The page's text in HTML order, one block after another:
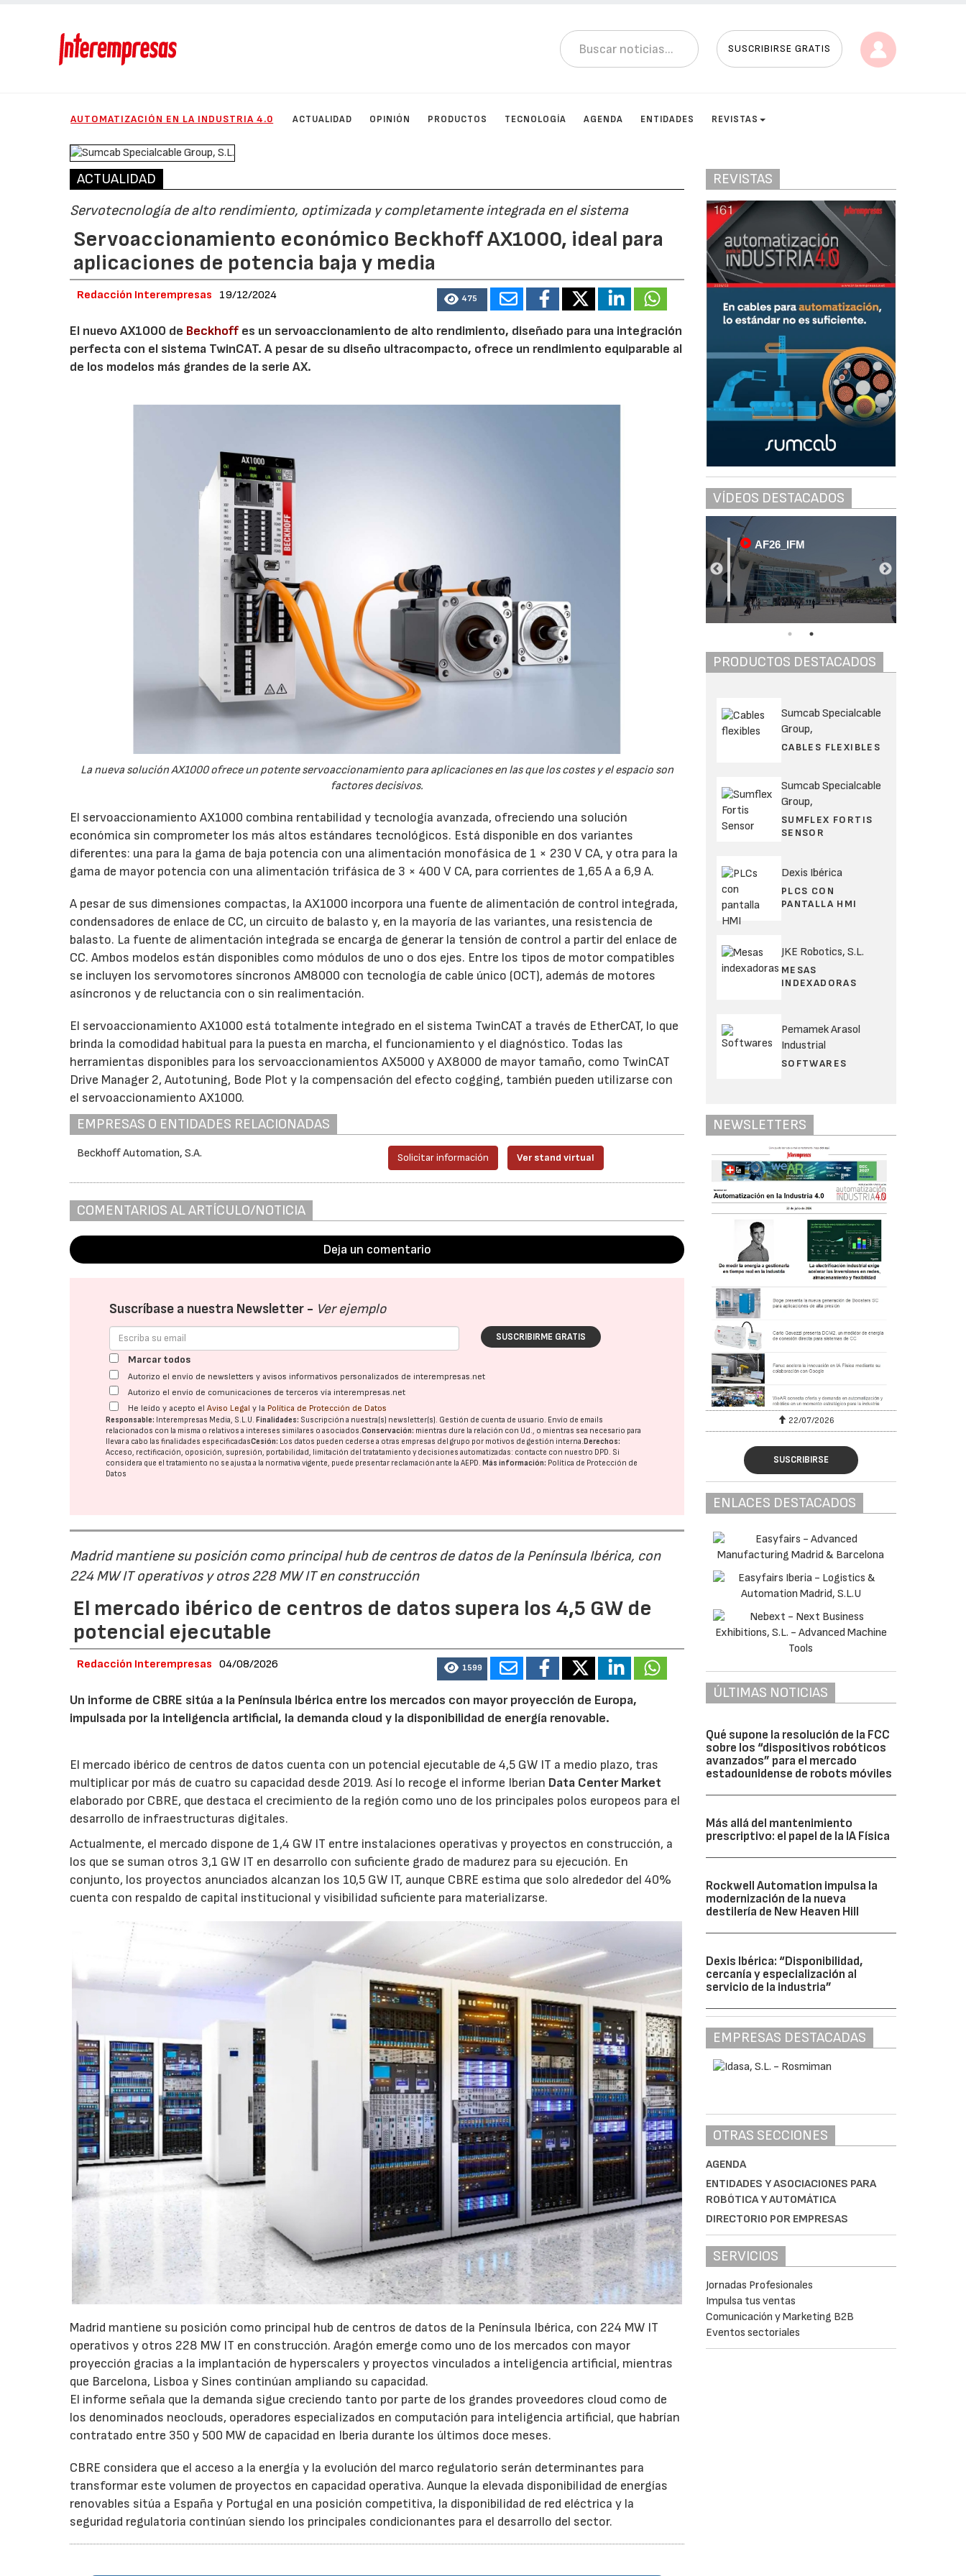
SUSCRIBIRSE GRATIS
AUTOMATIZACIÓN EN LA INDUSTRIA 4.0 ACTUALIDAD OPINIÓN PRODUCTOS TECNOLOGÍA AGENDA ENTIDADES REVISTAS
ACTUALIDAD
Servotecnología de alto rendimiento, optimizada y completamente integrada en el sistema
Servoaccionamiento económico Beckhoff AX1000, ideal para
aplicaciones de potencia baja y media
Redacción Interempresas 19/12/2024 475
El nuevo AX1000 de Beckhoff es un servoaccionamiento de alto rendimiento, diseñado para una integración
perfecta con el sistema TwinCAT. A pesar de su diseño ultracompacto, ofrece un rendimiento equiparable al
de los modelos más grandes de la serie AX.
La nueva solución AX1000 ofrece un potente servoaccionamiento para aplicaciones en las que los costes y el espacio son
factores decisivos.
El servoaccionamiento AX1000 combina rentabilidad y tecnología avanzada, ofreciendo una solución
económica sin comprometer los más altos estándares tecnológicos. Está disponible en dos variantes
diferentes: una para la gama de baja potencia con una alimentación monofásica de 1 × 230 V CA, y otra para la
gama de mayor potencia con una alimentación trifásica de 3 × 400 V CA, para corrientes de 1,65 A a 6,9 A.
A pesar de sus dimensiones compactas, la AX1000 incorpora una fuente de alimentación de control integrada,
condensadores de enlace de CC, un circuito de balasto y, en la mayoría de las variantes, una resistencia de
balasto. La fuente de alimentación integrada se encarga de generar la tensión de control a partir del enlace de
CC. Ambos modelos están disponibles como módulos de uno o dos ejes. Entre los tipos de motor compatibles
se incluyen los servomotores síncronos AM8000 con tecnología de cable único (OCT), además de motores
asíncronos y de reluctancia con o sin realimentación.
El servoaccionamiento AX1000 está totalmente integrado en el sistema TwinCAT a través de EtherCAT, lo que
brinda la comodidad habitual para la puesta en marcha, el funcionamiento y el diagnóstico. Todas las
herramientas disponibles para los servoaccionamientos AX5000 y AX8000 de mayor tamaño, como TwinCAT
Drive Manager 2, Autotuning, Bode Plot y la compensación del efecto cogging, también pueden utilizarse con
el servoaccionamiento AX1000.
EMPRESAS O ENTIDADES RELACIONADAS
Beckhoff Automation, S.A. Solicitar información Ver stand virtual
COMENTARIOS AL ARTÍCULO/NOTICIA
Deja un comentario
Suscríbase a nuestra Newsletter - Ver ejemplo
SUSCRIBIRME GRATIS
Marcar todos
Autorizo el envío de newsletters y avisos informativos personalizados de interempresas.net
Autorizo el envío de comunicaciones de terceros vía interempresas.net
He leído y acepto elAviso Legal y la Política de Protección de Datos
Responsable: Interempresas Media, S.L.U.Finalidades: Suscripción a nuestra(s) newsletter(s). Gestión de cuenta de usuario. Envío de emails
relacionados con la misma o relativos a intereses similares o asociados.Conservación: mientras dure la relación con Ud., o mientras sea necesario para
llevar a cabo las finalidades especificadasCesión: Los datos pueden cederse a otras empresas del grupo por motivos de gestión interna.Derechos:
Acceso, rectificación, oposición, supresión, portabilidad, limitación del tratatamiento y decisiones automatizadas: contacte con nuestro DPD. Si
considera que el tratamiento no se ajusta a la normativa vigente, puede presentar reclamación ante laAEPD.Más información: Política de Protección de
Datos
Madrid mantiene su posición como principal hub de centros de datos de la Península Ibérica, con
224 MW IT operativos y otros 228 MW IT en construcción
El mercado ibérico de centros de datos supera los 4,5 GW de
potencial ejecutable
Redacción Interempresas 04/08/2026 1599
Un informe de CBRE sitúa a la Península Ibérica entre los mercados con mayor proyección de Europa,
impulsada por la inteligencia artificial, la demanda cloud y la disponibilidad de energía renovable.
El mercado ibérico de centros de datos cuenta con un potencial ejecutable de 4,5 GW IT a medio plazo, tras
multiplicar por más de cuatro su capacidad desde 2019. Así lo recoge el informe Iberian Data Center Market
elaborado por CBRE, que destaca el crecimiento de la región como uno de los principales polos europeos para el
desarrollo de infraestructuras digitales.
Actualmente, el mercado dispone de 1,4 GW IT entre instalaciones operativas y proyectos en construcción, a
los que se suman otros 3,1 GW IT en desarrollo con suficiente grado de madurez para su ejecución. En
conjunto, los proyectos anunciados alcanzan los 10,5 GW IT, aunque CBRE estima que solo alrededor del 40%
cuenta con respaldo de capital institucional y visibilidad suficiente para materializarse.
Madrid mantiene su posición como principal hub de centros de datos de la Península Ibérica, con 224 MW IT
operativos y otros 228 MW IT en construcción. Aragón emerge como uno de los mercados con mayor
proyección gracias a la implantación de hyperscalers y proyectos vinculados a inteligencia artificial, mientras
que Barcelona, Lisboa y Sines continúan ampliando su capacidad.
El informe señala que la demanda sigue creciendo tanto por parte de los grandes proveedores cloud como de
los denominados neoclouds, operadores especializados en computación para inteligencia artificial, que habrían
contratado entre 350 y 500 MW de capacidad en Iberia durante los últimos doce meses.
CBRE considera que el acceso a la energía y la evolución del marco regulatorio serán determinantes para
transformar este volumen de proyectos en capacidad operativa. Aunque la elevada disponibilidad de energías
renovables sitúa a España y Portugal en una posición competitiva, la disponibilidad de red eléctrica y la
seguridad regulatoria continúan siendo los principales condicionantes para el desarrollo del sector.
REVISTAS
VÍDEOS DESTACADOS
AF26_IFM
PRODUCTOS DESTACADOS
Sumcab Specialcable
Group,
CABLES FLEXIBLES
Sumcab Specialcable
Group,
SUMFLEX FORTIS
SENSOR
Dexis Ibérica
PLCS CON
PANTALLA HMI
JKE Robotics, S.L.
MESAS
INDEXADORAS
Pemamek Arasol
Industrial
SOFTWARES
NEWSLETTERS
22/07/2026 29/07/2026 22/07/2026
SUSCRIBIRSE
ENLACES DESTACADOS
ÚLTIMAS NOTICIAS
Qué supone la resolución de la FCC
sobre los “dispositivos robóticos
avanzados” para el mercado
estadounidense de robots móviles
Más allá del mantenimiento
prescriptivo: el papel de la IA Física
Rockwell Automation impulsa la
modernización de la nueva
destilería de New Heaven Hill
Dexis Ibérica: “Disponibilidad,
cercanía y especialización al
servicio de la industria”
EMPRESAS DESTACADAS
OTRAS SECCIONES
AGENDA
ENTIDADES Y ASOCIACIONES PARA
ROBÓTICA Y AUTOMÁTICA
DIRECTORIO POR EMPRESAS
SERVICIOS
Jornadas Profesionales
Impulsa tus ventas
Comunicación y Marketing B2B
Eventos sectoriales